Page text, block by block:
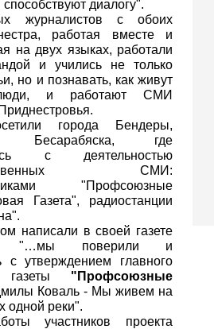
диалогу".
журналистов с обоих
работая вместе и
на двух языках, работали
и учились не только
но и познавать, как живут
и работают СМИ
города Бендеры,
Бесарабяска, где
с деятельностью
СМИ:
"Профсоюзные
Газета", радиостанции
написали в своей газете
"…мы поверили и
с утверждением главного
газеты "Профсоюзные
Коваль - Мы живем на
одной реки".
участников проекта